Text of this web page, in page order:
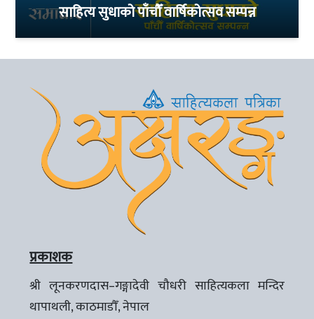
साहित्य सुधाको पाँचौँ वार्षिकोत्सव सम्पन्न
प्रकाशक
श्री लूनकरणदास–गङ्गादेवी चौधरी साहित्यकला मन्दिर
थापाथली, काठमाडौँ, नेपाल